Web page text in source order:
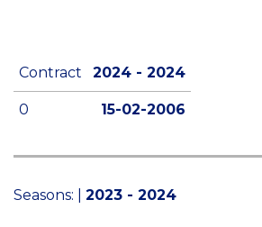
Contract 2024 - 2024
0 15-02-2006
Seasons: 2023 - 2024